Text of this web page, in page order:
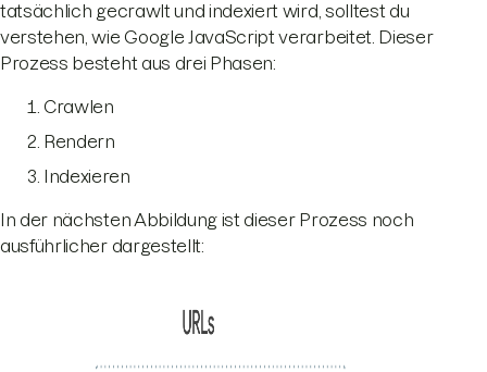
tatsächlich gecrawlt und indexiert wird, solltest du
verstehen, wie Google JavaScript verarbeitet. Dieser
Prozess besteht aus drei Phasen:
Crawlen
Rendern
Indexieren
In der nächsten Abbildung ist dieser Prozess noch
ausführlicher dargestellt: